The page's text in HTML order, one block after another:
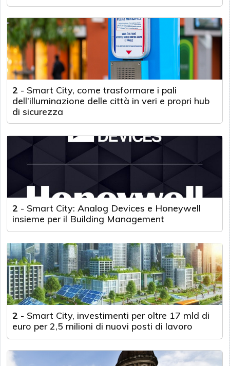
2 - Smart City, come trasformare i pali
dell’illuminazione delle città in veri e propri hub
di sicurezza
2 - Smart City: Analog Devices e Honeywell
insieme per il Building Management
2 - Smart City, investimenti per oltre 17 mld di
euro per 2,5 milioni di nuovi posti di lavoro